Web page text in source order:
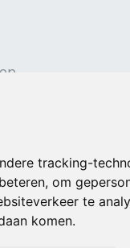
tracking-
om
te
komen.
afsluiten